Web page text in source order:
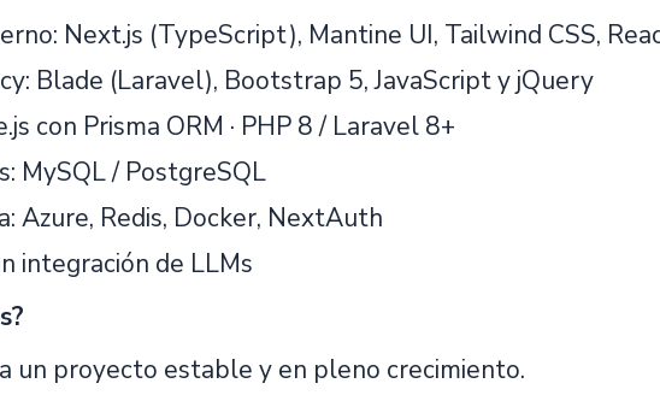
Next.js (TypeScript), Mantine UI, Tailwind CSS,
Blade (Laravel), Bootstrap 5, JavaScript y jQuery
con Prisma ORM · PHP 8 / Laravel 8+
MySQL / PostgreSQL
Azure, Redis, Docker, NextAuth
integración de LLMs
un proyecto estable y en pleno crecimiento.